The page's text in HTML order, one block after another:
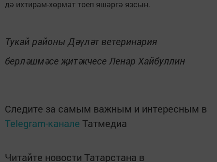
дә ихтирам-хөрмәт тоеп яшәргә язсын.
Тукай районы Дәүләт ветеринария
берләшмәсе җитәкчесе Ленар Хайбуллин
Следите за самым важным и интересным в
Telegram-канале Татмедиа
Читайте новости Татарстана в